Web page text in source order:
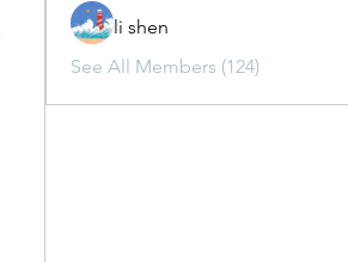
li shen
See All Members (124)